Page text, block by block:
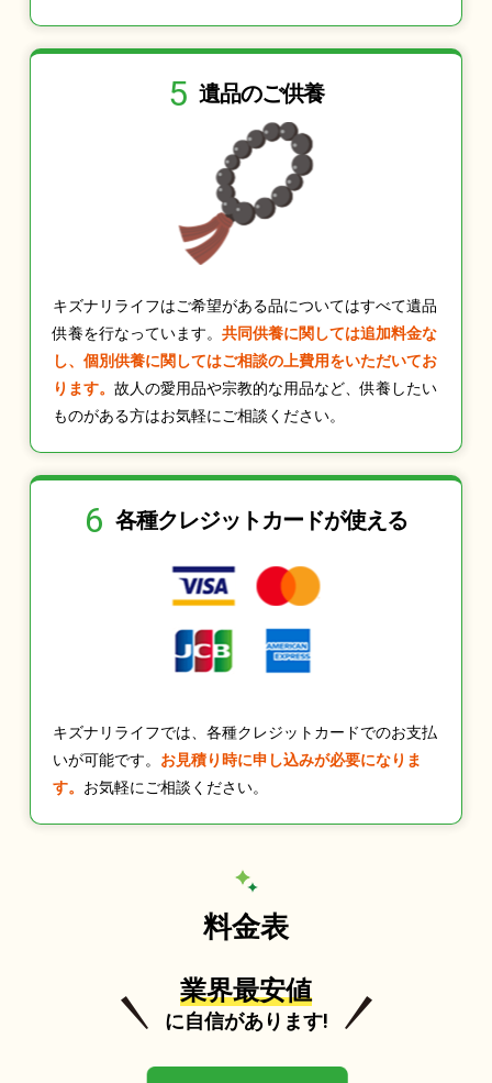
5 遺品のご供養
キズナリライフはご希望がある品についてはすべて遺品
供養を行なっています。 共同供養に関しては追加料金な
し、個別供養に関してはご相談の上費用をいただいてお
ります。 故人の愛用品や宗教的な用品など、供養したい
ものがある方はお気軽にご相談ください。
6 各種クレジットカードが使える
キズナリライフでは、各種クレジットカードでのお支払
いが可能です。 お見積り時に申し込みが必要になりま
す。 お気軽にご相談ください。
料金表
業界最安値
に自信があります!